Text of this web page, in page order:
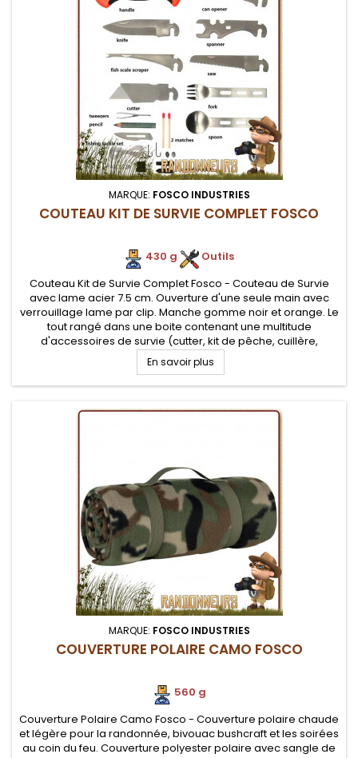
MARQUE: FOSCO INDUSTRIES
COUTEAU KIT DE SURVIE COMPLET FOSCO
430 g
Outils
Couteau Kit de Survie Complet Fosco - Couteau de Survie
avec lame acier 7.5 cm. Ouverture d'une seule main avec
verrouillage lame par clip. Manche gomme noir et orange. Le
tout rangé dans une boite contenant une multitude
d'accessoires de survie (cutter, kit de pêche, cuillère,
fourchette, clé Hex, scie, décapsuleur, ouvre boite. La lame
du couteau est...
En savoir plus
MARQUE: FOSCO INDUSTRIES
COUVERTURE POLAIRE CAMO FOSCO
560 g
Couverture Polaire Camo Fosco - Couverture polaire chaude
et légère pour la randonnée, bivouac bushcraft et les soirées
au coin du feu. Couverture polyester polaire avec sangle de